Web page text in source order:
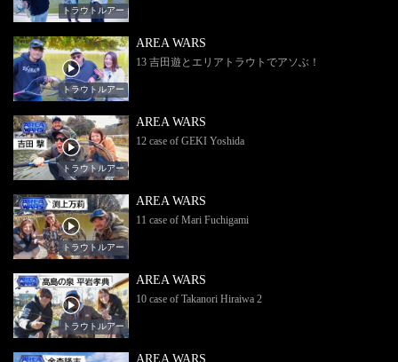
トラウトルアー
トラウトルアー
AREA WARS
13 吉田遊とエリアトラウトでアソぶ！
トラウトルアー
AREA WARS
12 case of GEKI Yoshida
トラウトルアー
AREA WARS
11 case of Mari Fuchigami
トラウトルアー
AREA WARS
10 case of Takanori Hiraiwa 2
AREA WARS